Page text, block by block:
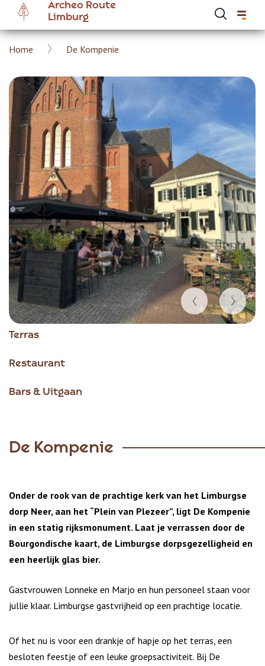
Overslaan
naar
gaan
Archeo Route
Limburg
Kruimelpad
Home De Kompenie
Terras
Restaurant
Bars & Uitgaan
Item
of
De Kompenie
Onder de rook van de prachtige kerk van het Limburgse
dorp Neer, aan het “Plein van Plezeer”, ligt De Kompenie
in een statig rijksmonument. Laat je verrassen door de
Bourgondische kaart, de Limburgse dorpsgezelligheid en
een heerlijk glas bier.
Gastvrouwen Lonneke en Marjo en hun personeel staan voor
jullie klaar. Limburgse gastvrijheid op een prachtige locatie.
Of het nu is voor een drankje of hapje op het terras, een
besloten feestje of een leuke groepsactiviteit. Bij De